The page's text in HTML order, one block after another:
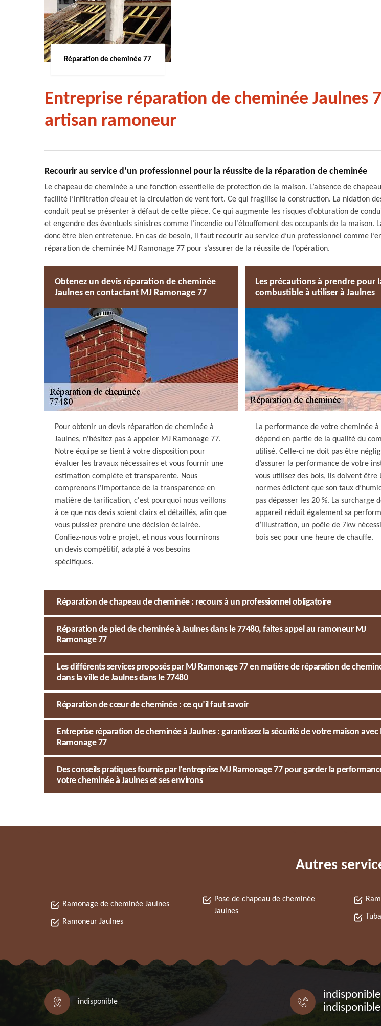
Réparation de cheminée 77
Entreprise réparation de cheminée Jaulnes
artisan ramoneur
Recourir au service d’un professionnel pour la réussite de la réparation de cheminée
Le chapeau de cheminée a une fonction essentielle de protection de la maison. L’absence de
facilité l’infiltration d’eau et la circulation de vent fort. Ce qui fragilise la construction. La nidation
conduit peut se présenter à défaut de cette pièce. Ce qui augmente les risques d’obturation de
et engendre des éventuels sinistres comme l’incendie ou l’étouffement des occupants de la maison.
donc être bien entretenue. En cas de besoin, il faut recourir au service d’un professionnel comme
réparation de cheminée MJ Ramonage 77 pour s’assurer de la réussite de l’opération.
Obtenez un devis réparation de cheminée
Jaulnes en contactant MJ Ramonage 77
Pour obtenir un devis réparation de cheminée à
Jaulnes, n'hésitez pas à appeler MJ Ramonage 77.
Notre équipe se tient à votre disposition pour
évaluer les travaux nécessaires et vous fournir une
estimation complète et transparente. Nous
comprenons l'importance de la transparence en
matière de tarification, c'est pourquoi nous veillons
à ce que nos devis soient clairs et détaillés, afin que
vous puissiez prendre une décision éclairée.
Confiez-nous votre projet, et nous vous fournirons
un devis compétitif, adapté à vos besoins
spécifiques.
Les précautions à prendre pour
combustible à utiliser à Jaulnes
La performance de votre cheminée à
dépend en partie de la qualité du
utilisé. Celle-ci ne doit pas être
d’assurer la performance de votre
vous utilisez des bois, ils doivent être
normes édictent que son taux
pas dépasser les 20 %. La surcharge
appareil réduit également sa
d’illustration, un poêle de 7kw
bois sec pour une heure de chauffe.
Réparation de chapeau de cheminée : recours à un professionnel obligatoire
Réparation de pied de cheminée à Jaulnes dans le 77480, faites appel au ramoneur MJ
Ramonage 77
Les différents services proposés par MJ Ramonage 77 en matière de réparation de
dans la ville de Jaulnes dans le 77480
Réparation de cœur de cheminée : ce qu’il faut savoir
Entreprise réparation de cheminée à Jaulnes : garantissez la sécurité de votre maison avec
Ramonage 77
Des conseils pratiques fournis par l’entreprise MJ Ramonage 77 pour garder la
votre cheminée à Jaulnes et ses environs
Autres
Ramonage de cheminée Jaulnes
Ramoneur Jaulnes
Pose de chapeau de cheminée
Jaulnes
indisponible
indisponible
indisponible